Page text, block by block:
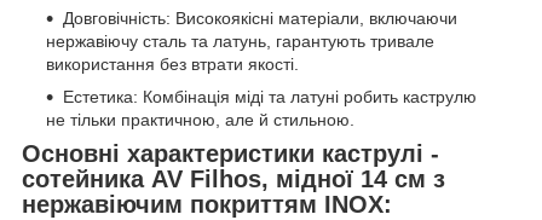
Довговічність: Високоякісні матеріали, включаючи
нержавіючу сталь та латунь, гарантують тривале
використання без втрати якості.
Естетика: Комбінація міді та латуні робить каструлю
не тільки практичною, але й стильною.
Основні характеристики каструлі -
сотейника AV Filhos, мідної 14 см з
нержавіючим покриттям INOX: